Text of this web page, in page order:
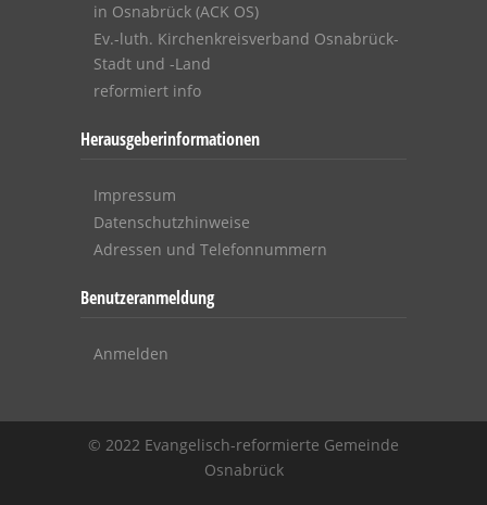
in Osnabrück (ACK OS)
Ev.-luth. Kirchenkreisverband Osnabrück-
Stadt und -Land
reformiert info
Herausgeberinformationen
Impressum
Datenschutzhinweise
Adressen und Telefonnummern
Benutzeranmeldung
Anmelden
© 2022 Evangelisch-reformierte Gemeinde
Osnabrück